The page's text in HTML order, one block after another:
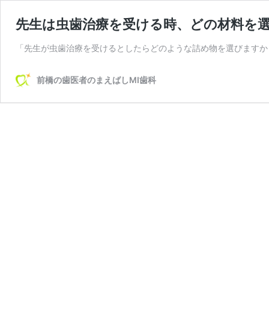
先生は虫歯治療を受ける時、どの材料を
「先生が虫歯治療を受けるとしたらどのような詰め物を選びま
前橋の歯医者のまえばしMI歯科